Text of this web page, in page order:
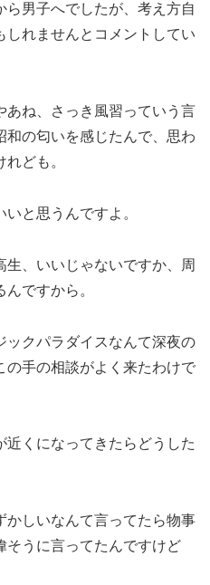
男子へでしたが、考え方自
れませんとコメントしてい
あね、さっき風習っていう言
和の匂いを感じたんで、思わ
ども。
と思うんですよ。
、いいじゃないですか、周
ですから。
ックパラダイスなんて深夜の
の手の相談がよく来たわけで
くになってきたらどうした
かしいなんて言ってたら物事
そうに言ってたんですけど